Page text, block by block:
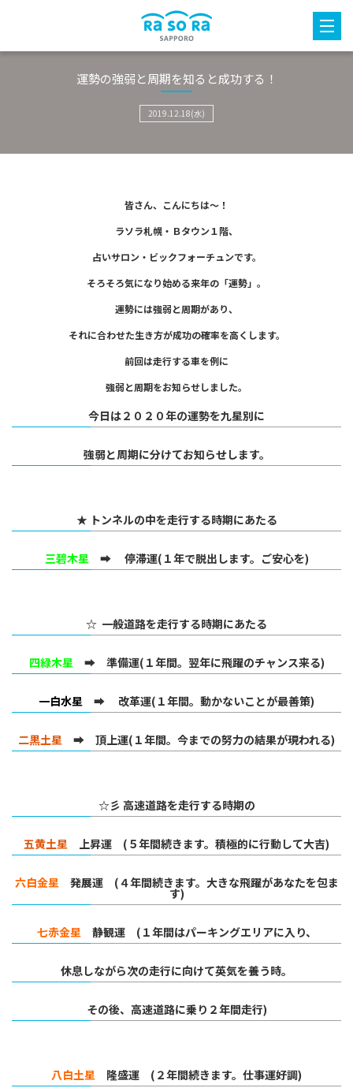
運勢の強弱と周期を知ると成功する！
2019.12.18(水)
皆さん、こんにちは～！
ラソラ札幌・Ｂタウン１階、
占いサロン・ビックフォーチュンです。
そろそろ気になり始める来年の「運勢」。
運勢には強弱と周期があり、
それに合わせた生き方が成功の確率を高くします。
前回は走行する車を例に
強弱と周期をお知らせしました。
今日は２０２０年の運勢を九星別に
強弱と周期に分けてお知らせします。
★ トンネルの中を走行する時期にあたる
三碧木星➡ 停滞運(１年で脱出します。ご安心を)
☆ 一般道路を走行する時期にあたる
四緑木星➡ 準備運(１年間。翌年に飛躍のチャンス来る)
一白水星 ➡ 改革運(１年間。動かないことが最善策)
二黒土星 ➡ 頂上運(１年間。今までの努力の結果が現われる)
☆彡 高速道路を走行する時期の
五黄土星 上昇運 (５年間続きます。積極的に行動して大吉)
六白金星発展運 (４年間続きます。大きな飛躍があなたを包ま
す)
七赤金星静観運 (１年間はパーキングエリアに入り、
休息しながら次の走行に向けて英気を養う時。
その後、高速道路に乗り２年間走行)
八白土星 隆盛運 (２年間続きます。仕事運好調)